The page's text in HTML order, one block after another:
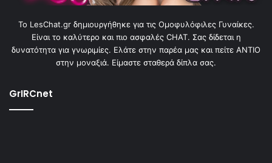
To LesChat.gr δημιουργήθηκε για τις Ομοφυλόφιλες Γυναίκες.
Είναι το καλύτερο και πιο ασφαλές CHAT. Σας δίδεται η
δυνατότητα για γνωριμίες. Ελάτε στην παρέα μας και πείτε ΑΝΤΙΟ
στην μοναξιά. Είμαστε σταθερά δίπλα σας.
GrIRCnet